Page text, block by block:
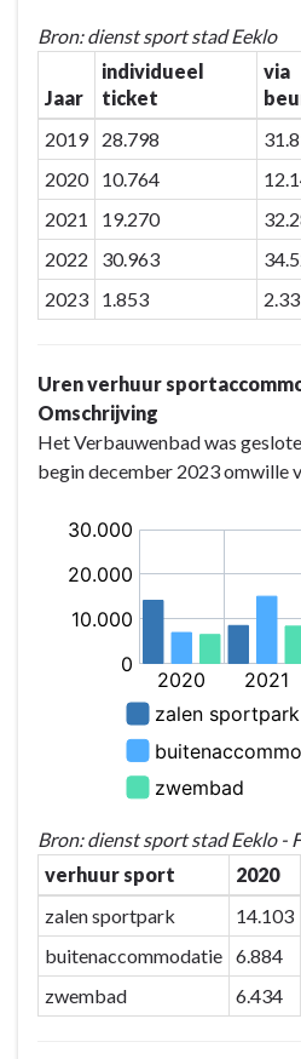
Bron: dienst sport stad Eeklo
Jaar
individueel
ticket
via
2019
28.798
2020
10.764
2021
19.270
2022
30.963
2023
1.853
Uren verhuur
Omschrijving
Het Verbauwenbad was
begin december 2023 omwille
Bron: dienst sport stad Eeklo -
verhuur sport
2020
zalen sportpark
14.103
buitenaccommodatie 6.884
zwembad
6.434